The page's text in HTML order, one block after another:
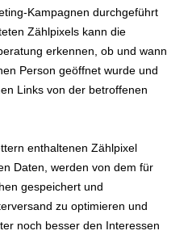
Kampagnen durchgeführt
Zählpixels kann die
erkennen, ob und wann
Person geöffnet wurde und
Links von der betroffenen
enthaltenen Zählpixel
Daten, werden von dem für
gespeichert und
zu optimieren und
noch besser den Interessen